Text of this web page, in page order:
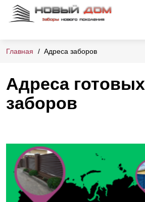
Главная Адреса заборов
Адреса готовых
заборов